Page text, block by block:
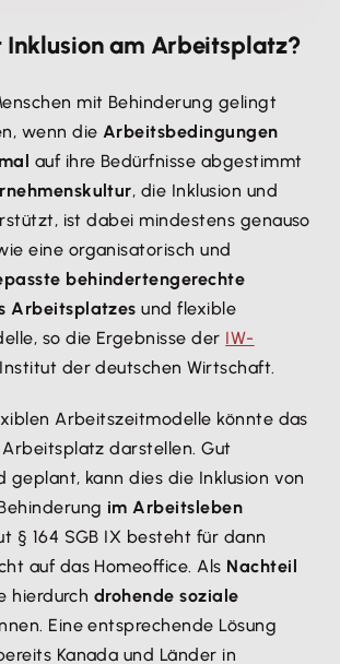
Inklusion am Arbeitsplatz?
mit Behinderung gelingt
wenn die Arbeitsbedingungen
auf ihre Bedürfnisse abgestimmt
, die Inklusion und
ist dabei mindestens genauso
eine organisatorisch und
behindertengerechte
Arbeitsplatzes und flexible
so die Ergebnisse der IW-
der deutschen Wirtschaft.
Arbeitszeitmodelle könnte das
Arbeitsplatz darstellen. Gut
geplant, kann dies die Inklusion von
im Arbeitsleben
§ 164 SGB IX besteht für dann
auf das Homeoffice. Als Nachteil
hierdurch drohende soziale
Eine entsprechende Lösung
Kanada und Länder in